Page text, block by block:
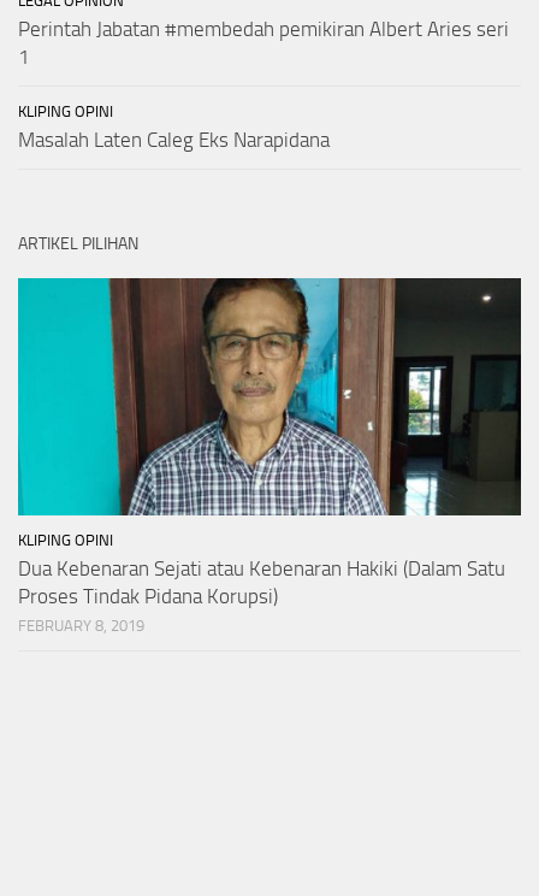
Perintah Jabatan #membedah pemikiran Albert Aries seri
1
KLIPING OPINI
Masalah Laten Caleg Eks Narapidana
ARTIKEL PILIHAN
KLIPING OPINI
Dua Kebenaran Sejati atau Kebenaran Hakiki (Dalam Satu
Proses Tindak Pidana Korupsi)
FEBRUARY 8, 2019